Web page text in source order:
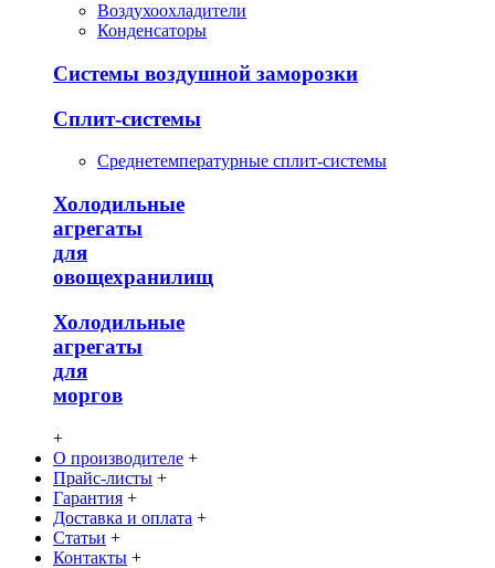
Воздухоохладители
Конденсаторы
Системы воздушной заморозки
Сплит-системы
Среднетемпературные сплит-системы
Холодильные
агрегаты
для
овощехранилищ
Холодильные
агрегаты
для
моргов
+
О производителе +
Прайс-листы +
Гарантия +
Доставка и оплата +
Статьи +
Контакты +